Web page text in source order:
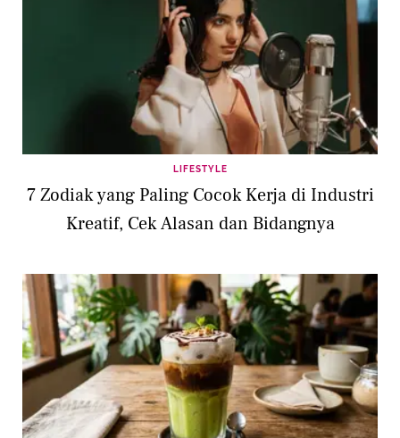
LIFESTYLE
7 Zodiak yang Paling Cocok Kerja di Industri
Kreatif, Cek Alasan dan Bidangnya